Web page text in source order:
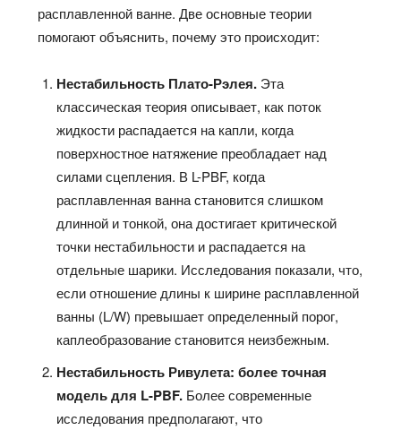
расплавленной ванне. Две основные теории
помогают объяснить, почему это происходит:
Нестабильность Плато-Рэлея. Эта
классическая теория описывает, как поток
жидкости распадается на капли, когда
поверхностное натяжение преобладает над
силами сцепления. В L-PBF, когда
расплавленная ванна становится слишком
длинной и тонкой, она достигает критической
точки нестабильности и распадается на
отдельные шарики. Исследования показали, что,
если отношение длины к ширине расплавленной
ванны (L/W) превышает определенный порог,
каплеобразование становится неизбежным.
Нестабильность Ривулета: более точная
модель для L-PBF. Более современные
исследования предполагают, что